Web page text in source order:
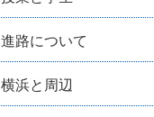
進路について
横浜と周辺